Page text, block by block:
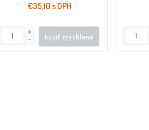
€35,10 s DPH
kúpiť zrýchlene